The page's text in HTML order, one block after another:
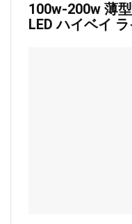
100w-200w 薄
LED ハイベイ ラ